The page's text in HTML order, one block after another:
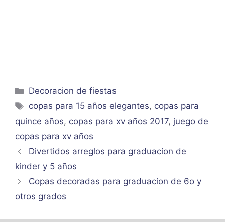
Categorías
Decoracion de fiestas
Etiquetas
copas para 15 años elegantes, copas para
quince años, copas para xv años 2017, juego de
copas para xv años
Divertidos arreglos para graduacion de
kinder y 5 años
Copas decoradas para graduacion de 6o y
otros grados